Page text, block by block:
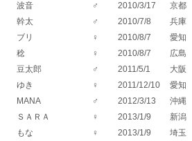
波音 ♂ 2010/3/17 京都
幹太 ♂ 2010/7/8 兵庫
ブリ ♀ 2010/8/7 愛知
稔 ♀ 2010/8/7 広島
豆太郎 ♂ 2011/5/1 大阪
ゆき ♀ 2011/12/10 愛知
MANA ♂ 2012/3/13 沖縄
ＳＡＲＡ ♀ 2013/1/9 新潟
もな ♀ 2013/1/9 埼玉